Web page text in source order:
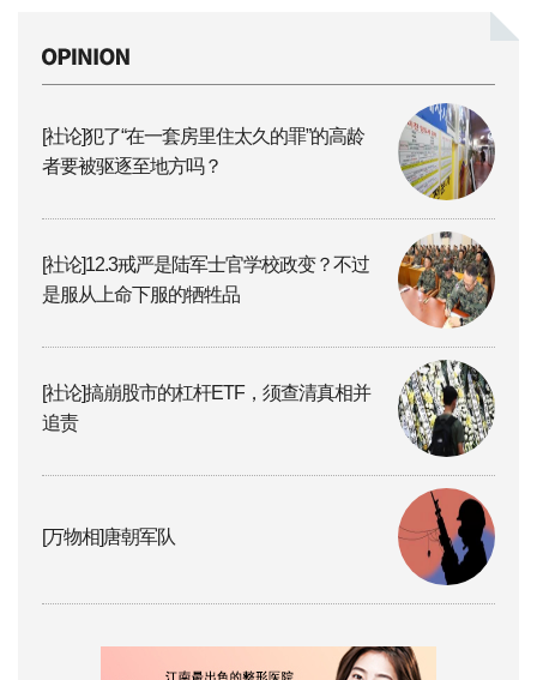
[社论]犯了“在一套房里住太久的罪”的高龄
者要被驱逐至地方吗？
[社论]12.3戒严是陆军士官学校政变？不过
是服从上命下服的牺牲品
[社论]搞崩股市的杠杆ETF，须查清真相并
追责
[万物相]唐朝军队